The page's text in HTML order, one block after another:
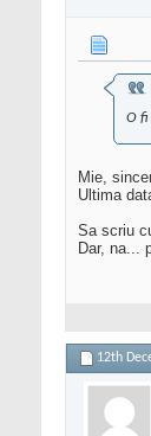
O fi
Mie,
Ultima
Sa scriu
Dar, na...
12th